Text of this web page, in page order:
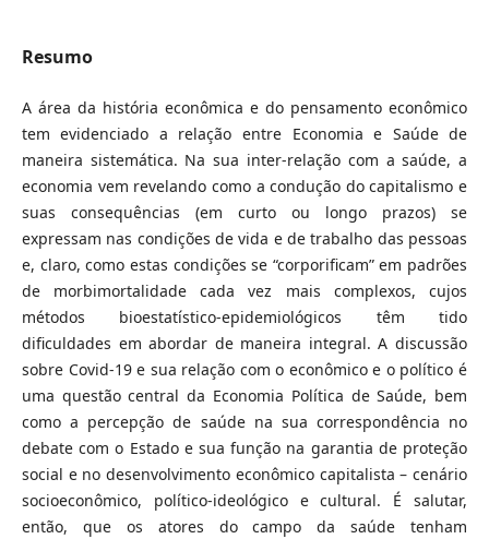
Resumo
A área da história econômica e do pensamento econômico
tem evidenciado a relação entre Economia e Saúde de
maneira sistemática. Na sua inter-relação com a saúde, a
economia vem revelando como a condução do capitalismo e
suas consequências (em curto ou longo prazos) se
expressam nas condições de vida e de trabalho das pessoas
e, claro, como estas condições se “corporificam” em padrões
de morbimortalidade cada vez mais complexos, cujos
métodos bioestatístico-epidemiológicos têm tido
dificuldades em abordar de maneira integral. A discussão
sobre Covid-19 e sua relação com o econômico e o político é
uma questão central da Economia Política de Saúde, bem
como a percepção de saúde na sua correspondência no
debate com o Estado e sua função na garantia de proteção
social e no desenvolvimento econômico capitalista – cenário
socioeconômico, político-ideológico e cultural. É salutar,
então, que os atores do campo da saúde tenham